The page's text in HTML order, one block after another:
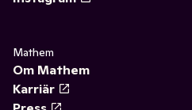
Mathem
Om Mathem
Karriär